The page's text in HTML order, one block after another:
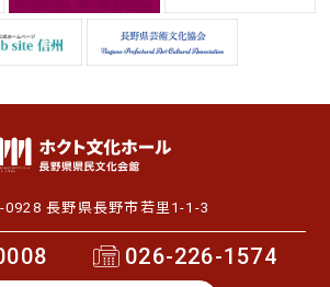
0928 長野県長野市若里1-1-3
026-226-1574